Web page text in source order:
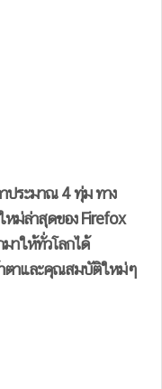
ประมาณ 4 ทุ่ม ทาง
หม่ล่าสุดของ Firefox
าให้ทั่วโลกได้
ตาและคุณสมบัติใหม่ๆ